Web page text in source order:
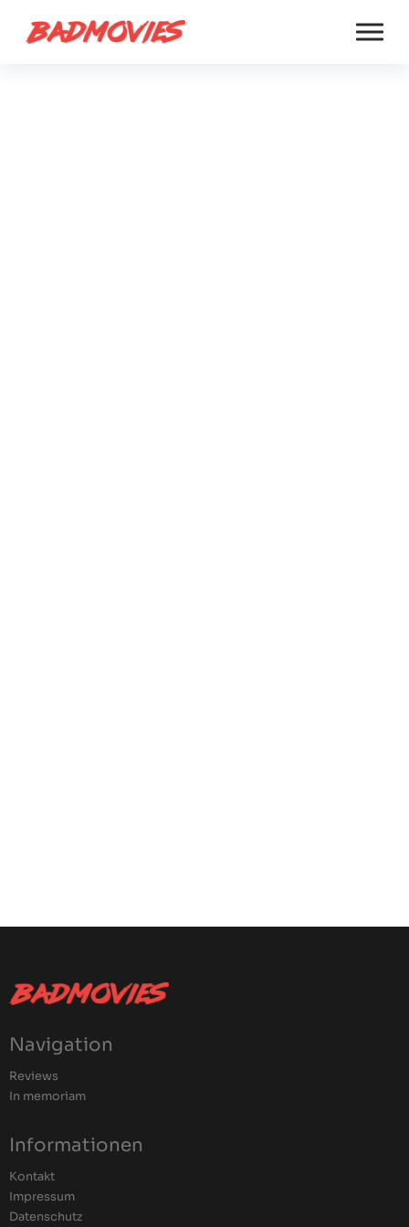
Navigation
Reviews
In memoriam
Informationen
Kontakt
Impressum
Datenschutz